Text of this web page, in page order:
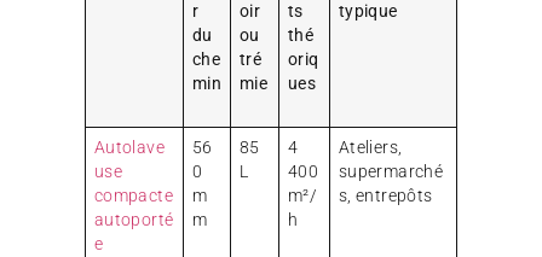
r
du
che
min
oir
ou
tré
mie
ts
thé
oriq
ues
typique
Autolave
use
compacte
autoporté
e
56
0
m
m
85
L
4
400
m²/
h
Ateliers,
supermarché
s, entrepôts